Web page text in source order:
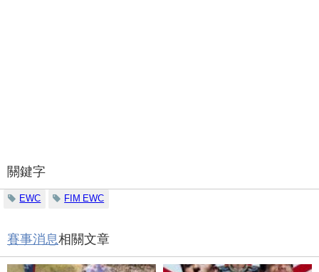
關鍵字
EWC FIM EWC
賽事消息相關文章